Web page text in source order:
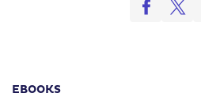
EBOOKS